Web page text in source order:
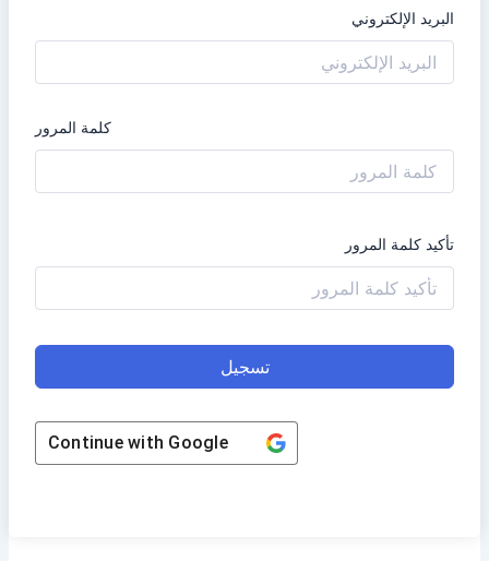
البريد الإلكتروني
كلمة المرور
تأكيد كلمة المرور
تسجيل
Continue with Google